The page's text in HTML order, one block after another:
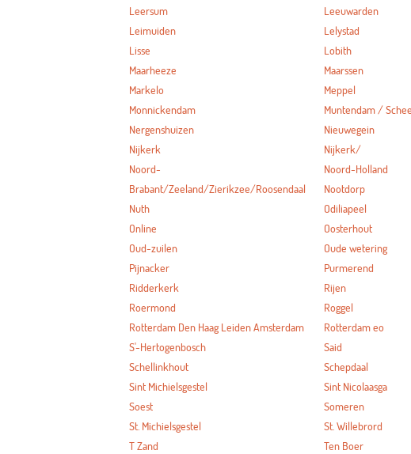
Leersum Leeuwarden
Leimuiden Lelystad
Lisse Lobith
Maarheeze Maarssen
Markelo Meppel
Monnickendam Muntendam /
Nergenshuizen Nieuwegein
Nijkerk Nijkerk/
Noord-
Brabant/Zeeland/Zierikzee/Roosendaal
Noord-Holland
Nootdorp
Nuth Odiliapeel
Online Oosterhout
Oud-zuilen Oude wetering
Pijnacker Purmerend
Ridderkerk Rijen
Roermond Roggel
Rotterdam Den Haag Leiden Amsterdam Rotterdam eo
S'-Hertogenbosch Said
Schellinkhout Schepdaal
Sint Michielsgestel Sint Nicolaasga
Soest Someren
St. Michielsgestel St. Willebrord
T Zand Ten Boer